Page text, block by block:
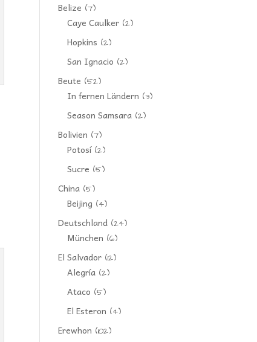
Belize (7)
Caye Caulker (2)
Hopkins (2)
San Ignacio (2)
Beute (52)
In fernen Ländern (3)
Season Samsara (2)
Bolivien (7)
Potosí(2)
Sucre (5)
China (5)
Beijing (4)
Deutschland (24)
München (6)
El Salvador (12)
Alegría (2)
Ataco (5)
El Esteron (4)
Erewhon (102)